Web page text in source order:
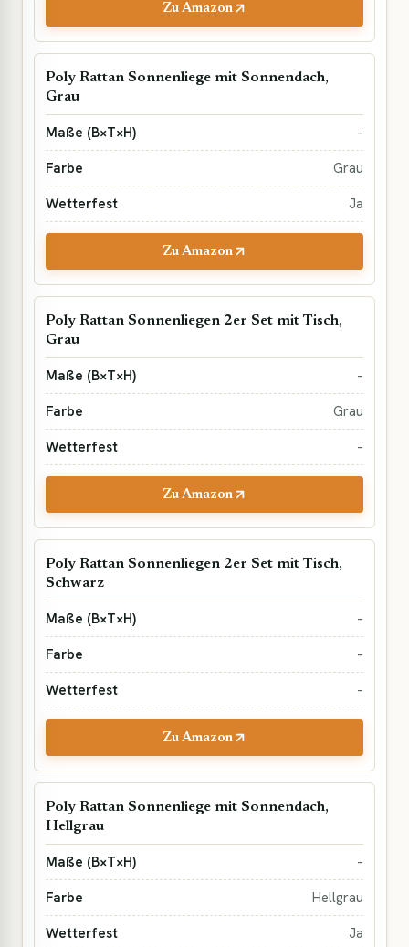
Zu Amazon
Poly Rattan Sonnenliege mit Sonnendach,
Grau
–
Grau
Ja
Zu Amazon
Poly Rattan Sonnenliegen 2er Set mit Tisch,
Grau
–
Grau
–
Zu Amazon
Poly Rattan Sonnenliegen 2er Set mit Tisch,
Schwarz
–
–
–
Zu Amazon
Poly Rattan Sonnenliege mit Sonnendach,
Hellgrau
–
Hellgrau
Ja